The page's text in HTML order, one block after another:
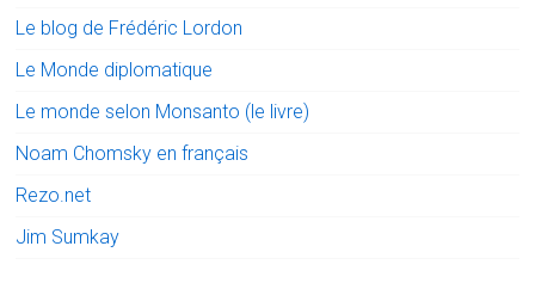
Le blog de Frédéric Lordon
Le Monde diplomatique
Le monde selon Monsanto (le livre)
Noam Chomsky en français
Rezo.net
Jim Sumkay